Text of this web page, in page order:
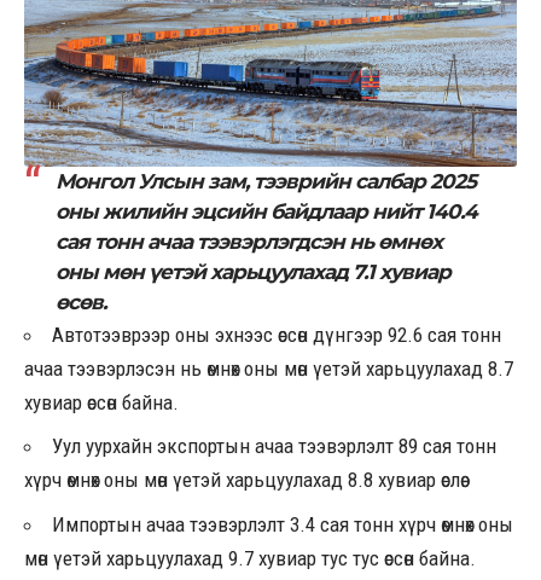
Монгол Улсын зам, тээврийн салбар 2025
оны жилийн эцсийн байдлаар нийт 140.4
сая тонн ачаа тээвэрлэгдсэн нь өмнөх
оны мөн үетэй харьцуулахад 7.1 хувиар
өсөв.
Автотээврээр оны эхнээс өссөн дүнгээр 92.6 сая тонн
ачаа тээвэрлэсэн нь өмнөх оны мөн үетэй харьцуулахад 8.7
хувиар өссөн байна.
Уул уурхайн экспортын ачаа тээвэрлэлт 89 сая тонн
хүрч өмнөх оны мөн үетэй харьцуулахад 8.8 хувиар өслөө.
Импортын ачаа тээвэрлэлт 3.4 сая тонн хүрч өмнөх оны
мөн үетэй харьцуулахад 9.7 хувиар тус тус өссөн байна.